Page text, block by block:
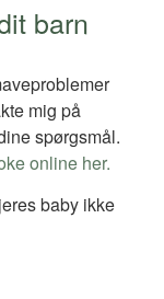
barn
mig på
spørgsmål.
online her.
baby ikke